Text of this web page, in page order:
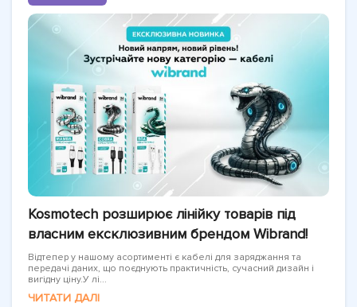
Kosmotech розширює лінійку товарів під
власним ексклюзивним брендом Wibrand!
Відтепер у нашому асортименті є кабелі для заряджання та
передачі даних, що поєднують практичність, сучасний дизайн і
вигідну ціну.У лі...
ЧИТАТИ ДАЛІ